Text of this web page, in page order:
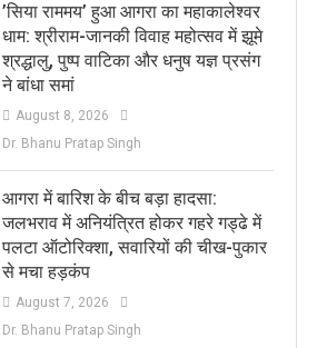
​’सिया राममय’ हुआ आगरा का महाकालेश्वर
धाम: श्रीराम-जानकी विवाह महोत्सव में झूमे
श्रद्धालु, पुष्प वाटिका और धनुष यज्ञ प्रसंग
ने बांधा समां
August 8, 2026
Dr. Bhanu Pratap Singh
आगरा में बारिश के बीच बड़ा हादसा:
जलभराव में अनियंत्रित होकर गहरे गड्ढे में
पलटा ऑटोरिक्शा, सवारियों की चीख-पुकार
से मचा हड़कंप
August 7, 2026
Dr. Bhanu Pratap Singh